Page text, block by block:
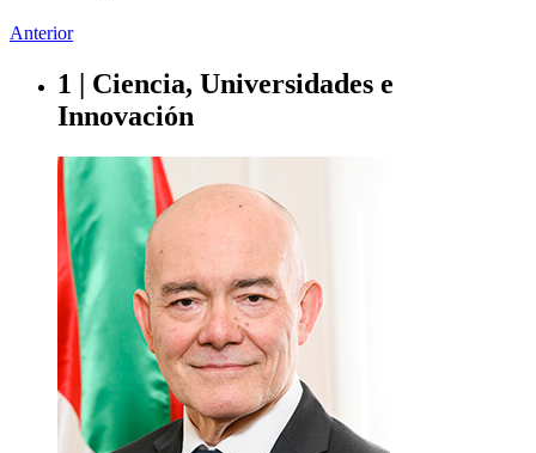
Anterior
1 | Ciencia, Universidades e
Innovación